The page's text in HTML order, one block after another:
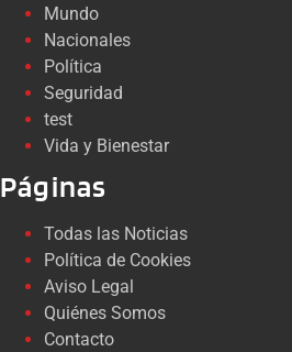
Mundo
Nacionales
Política
Seguridad
test
Vida y Bienestar
Páginas
Todas las Noticias
Política de Cookies
Aviso Legal
Quiénes Somos
Contacto